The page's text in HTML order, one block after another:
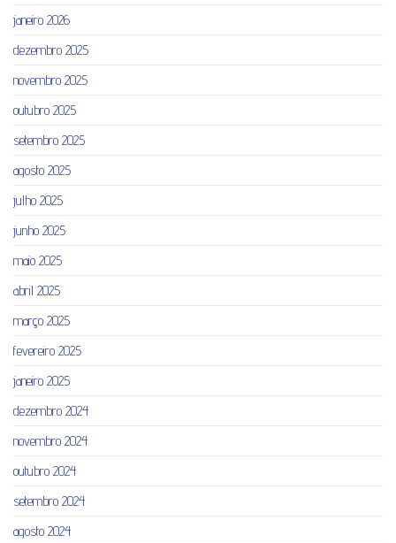
janeiro 2026
dezembro 2025
novembro 2025
outubro 2025
setembro 2025
agosto 2025
julho 2025
junho 2025
maio 2025
abril 2025
março 2025
fevereiro 2025
janeiro 2025
dezembro 2024
novembro 2024
outubro 2024
setembro 2024
agosto 2024